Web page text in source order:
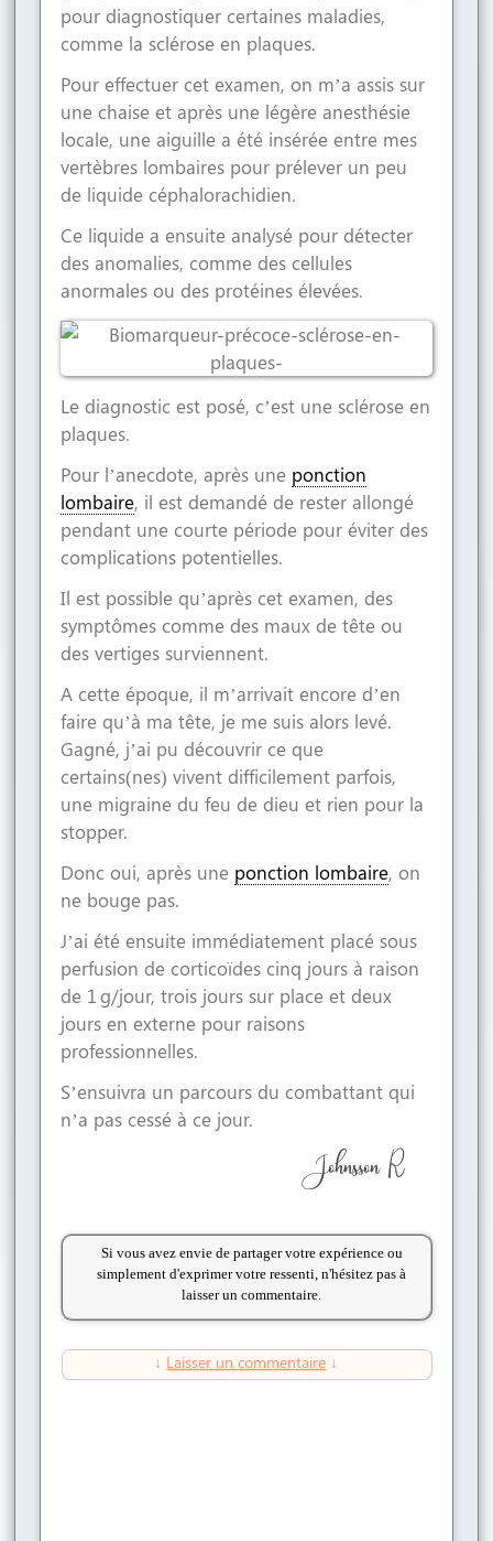
pour diagnostiquer certaines maladies,
comme la sclérose en plaques.
Pour effectuer cet examen, on m’a assis sur
une chaise et après une légère anesthésie
locale, une aiguille a été insérée entre mes
vertèbres lombaires pour prélever un peu
de liquide céphalorachidien.
Ce liquide a ensuite analysé pour détecter
des anomalies, comme des cellules
anormales ou des protéines élevées.
Le diagnostic est posé, c’est une sclérose en
plaques.
Pour l’anecdote, après une ponction
lombaire, il est demandé de rester allongé
pendant une courte période pour éviter des
complications potentielles.
Il est possible qu’après cet examen, des
symptômes comme des maux de tête ou
des vertiges surviennent.
A cette époque, il m’arrivait encore d’en
faire qu’à ma tête, je me suis alors levé.
Gagné, j’ai pu découvrir ce que
certains(nes) vivent difficilement parfois,
une migraine du feu de dieu et rien pour la
stopper.
Donc oui, après une ponction lombaire, on
ne bouge pas.
J’ai été ensuite immédiatement placé sous
perfusion de corticoïdes cinq jours à raison
de 1 g/jour, trois jours sur place et deux
jours en externe pour raisons
professionnelles.
S’ensuivra un parcours du combattant qui
n’a pas cessé à ce jour.
Johnsson R
Si vous avez envie de partager votre expérience ou
simplement d'exprimer votre ressenti, n'hésitez pas à
laisser un commentaire.
↓ Laisser un commentaire ↓